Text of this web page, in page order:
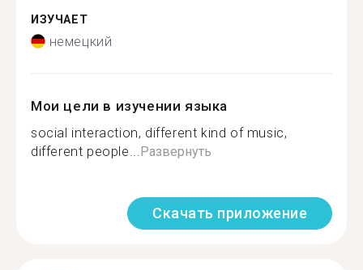
ИЗУЧАЕТ
немецкий
Мои цели в изучении языка
social interaction, different kind of music,
different people... Развернуть
Скачать приложение